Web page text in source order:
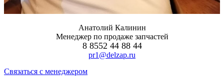
Анатолий Калинин
Менеджер по продаже запчастей
8 8552 44 88 44
pr1@delzap.ru
Cвязаться с менеджером